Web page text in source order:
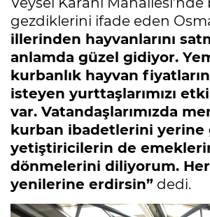
gezdiklerini ifade eden
illerinden hayvanlarını
anlamda güzel gidiyor.
kurbanlık hayvan
isteyen yurttaşlarımızı
var. Vatandaşlarımızda
kurban ibadetlerini yerine
yetiştiricilerin de
dönmelerini diliyorum.
yenilerine erdirsin” dedi.